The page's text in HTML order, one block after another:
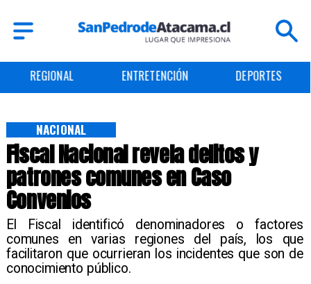
ENTRETENCIÓN DEPORTES CULTURA
Fiscal Nacional revela delitos y
patrones comunes en Caso
Convenios
El Fiscal identificó denominadores o factores
comunes en varias regiones del país, los que
facilitaron que ocurrieran los incidentes que son de
conocimiento público.
NACIONAL